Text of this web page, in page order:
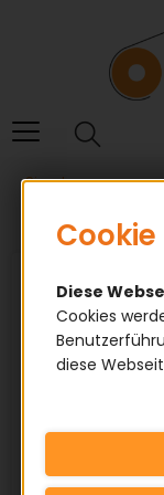
das
springen.
Simplex
✅
Diese
Cookies
diese